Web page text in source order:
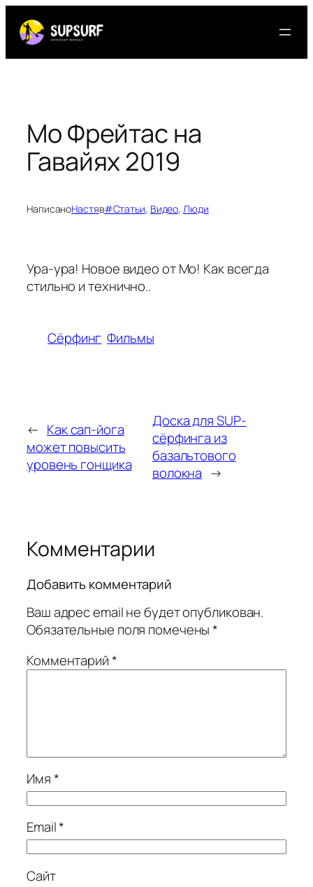
содержимому
Мо Фрейтас на
Гавайях 2019
НаписаноНастяв#Статьи, Видео, Люди
Ура-ура! Новое видео от Мо! Как всегда
стильно и технично..
Сёрфинг Фильмы
← Как сап-йога
может повысить
уровень гонщика
Доска для SUP-
сёрфинга из
базальтового
волокна →
Комментарии
Добавить комментарий
Ваш адрес email не будет опубликован.
Обязательные поля помечены*
Комментарий*
Имя*
Email*
Сайт